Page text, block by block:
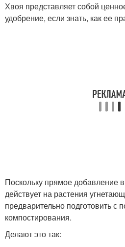
Хвоя представляет собой
удобрение, если знать, как ее
Поскольку прямое добавление
действует на растения
предварительно подготовить с
компостирования.
Делают это так: